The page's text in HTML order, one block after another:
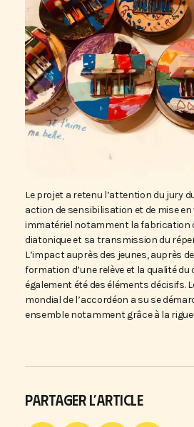
Le projet a retenu l’attention du jury
action de sensibilisation et de mise
immatériel notamment la fabrication
diatonique et sa transmission du
L’impact auprès des jeunes, auprès
formation d’une relève et la qualité
également été des éléments décisifs.
mondial de l’accordéon a su se
ensemble notamment grâce à la
PARTAGER L’ARTICLE